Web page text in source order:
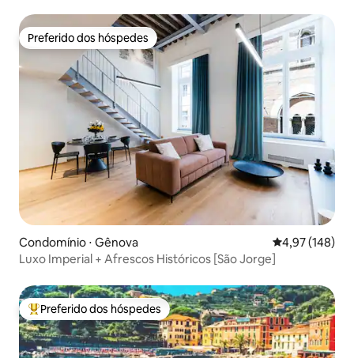
Preferido dos hóspedes
Preferido dos hóspedes
Condomínio ⋅ Gênova 4,97 de uma
4,97 (148)
Luxo Imperial + Afrescos Históricos [São Jorge]
Entre os melhores preferidos dos hóspedes
Preferido dos hóspedes